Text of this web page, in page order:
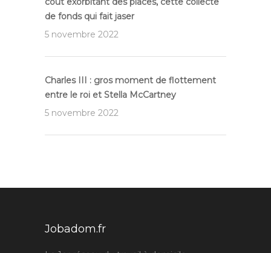
de fonds qui fait jaser
5 novembre 2022
Charles III : gros moment de flottement
entre le roi et Stella McCartney
5 novembre 2022
Jobadom.fr